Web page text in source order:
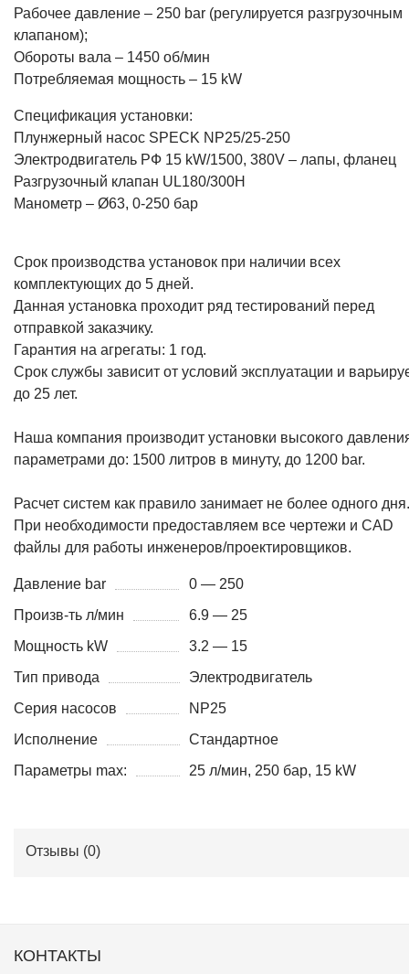
Рабочее давление – 250 bar (регулируется разгрузочным
клапаном);
Обороты вала – 1450 об/мин
Потребляемая мощность – 15 kW
Спецификация установки:
Плунжерный насос SPECK NP25/25-250
Электродвигатель РФ 15 kW/1500, 380V – лапы, фланец
Разгрузочный клапан UL180/300H
Манометр – Ø63, 0-250 бар
Срок производства установок при наличии всех
комплектующих до 5 дней.
Данная установка проходит ряд тестирований перед
отправкой заказчику.
Гарантия на агрегаты: 1 год.
Срок службы зависит от условий эксплуатации и
до 25 лет.
Наша компания производит установки высокого
параметрами до: 1500 литров в минуту, до 1200 bar.
Расчет систем как правило занимает не более одного дня.
При необходимости предоставляем все чертежи и CAD
файлы для работы инженеров/проектировщиков.
Давление bar
0 — 250
Произв-ть л/мин
6.9 — 25
Мощность kW
3.2 — 15
Тип привода
Электродвигатель
Серия насосов
NP25
Исполнение
Стандартное
Параметры max:
25 л/мин, 250 бар, 15 kW
Отзывы (0)
КОНТАКТЫ